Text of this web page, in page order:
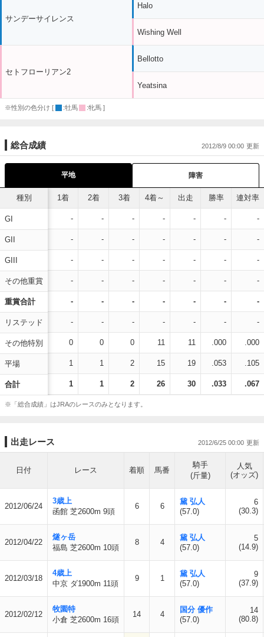
サンデーサイレンス
セトフローリアン2
Halo
Wishing Well
Bellotto
Yeatsina
※性別の色分け [ :牡馬 :牝馬 ]
総合成績 2012/8/9 00:00
平地 障害
種別
GI
GII
GIII
その他重賞
重賞合計
リステッド
その他特別
平場
合計
1着 2着 3着 4着～ 出走 勝率 連対率
- - - - - - -
- - - - - - -
- - - - - - -
- - - - - - -
- - - - - - -
- - - - - - -
0 0 0 11 11 .000 .000
1 1 2 15 19 .053 .105
1 1 2 26 30 .033 .067
※「総合成績」はJRAのレースのみとなります。
出走レース 2012/6/25 00:00
日付 レース 着順 馬番
騎手
(斤量)
人気
(オッズ)
2012/06/24
3歳上
函館 芝2600m 9頭
6 6
黛 弘人
(57.0)
6
(30.3)
2012/04/22
燧ヶ岳
福島 芝2600m 10頭
8 4
黛 弘人
(57.0)
5
(14.9)
2012/03/18
4歳上
中京 ダ1900m 11頭
9 1
黛 弘人
(57.0)
9
(37.9)
2012/02/12
牧園特
小倉 芝2600m 16頭
14 4
国分 優作
(57.0)
14
(80.8)